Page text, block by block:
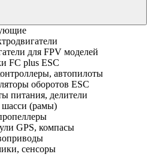
для FPV моделей
FC plus ESC
автопилоты
оборотов ESC
питания, делители
шасси (рамы)
GPS, компасы
сенсоры